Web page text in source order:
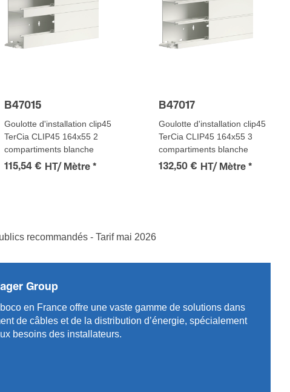
B47015
Goulotte d'installation clip45
TerCia CLIP45 164x55 2
compartiments blanche
115,54 € HT/ Mètre *
B47017
Goulotte d'installation clip45
TerCia CLIP45 164x55 3
compartiments blanche
132,50 € HT/ Mètre *
recommandés - Tarif mai 2026
Group
en France offre une vaste gamme de solut­ions dans
de câbles et de la distri­bution d’énergie, spéci­a­l­ement
besoins des installa­teurs.